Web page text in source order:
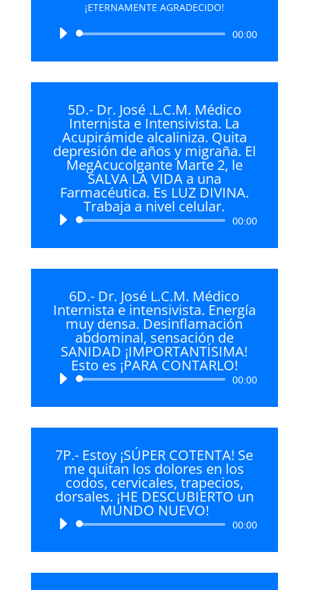
¡ETERNAMENTE AGRADECIDO!
Reproductor
audio
00:00
5D.- Dr. José .L.C.M. Médico
Internista e Intensivista. La
Acupirámide alcaliniza. Quita
depresión de años y migraña. El
MegAcucolgante Marte 2, le
SALVA LA VIDA a una
Farmacéutica. Es LUZ DIVINA.
Trabaja a nivel celular.
Reproductor
audio
00:00
6D.- Dr. José L.C.M. Médico
Internista e intensivista. Energía
muy densa. Desinflamación
abdominal, sensación de
SANIDAD ¡IMPORTANTÍSIMA!
Esto es ¡PARA CONTARLO!
Reproductor
audio
00:00
7P.- Estoy ¡SÚPER COTENTA! Se
me quitan los dolores en los
codos, cervicales, trapecios,
dorsales. ¡HE DESCUBIERTO un
MUNDO NUEVO!
Reproductor
audio
00:00